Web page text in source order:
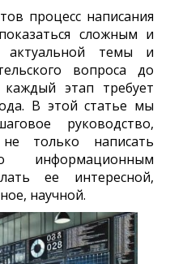
процесс написания
сложным и
актуальной темы и
вопроса до
этап требует
В этой статье мы
руководство,
только написать
информационным
ее интересной,
научной.